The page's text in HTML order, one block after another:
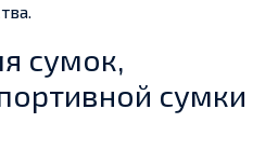
сумок,
сумки